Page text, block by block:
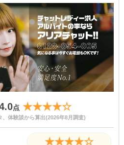
点 ★★★★☆
体験談から算出(2026年8月調査)
★★★★☆